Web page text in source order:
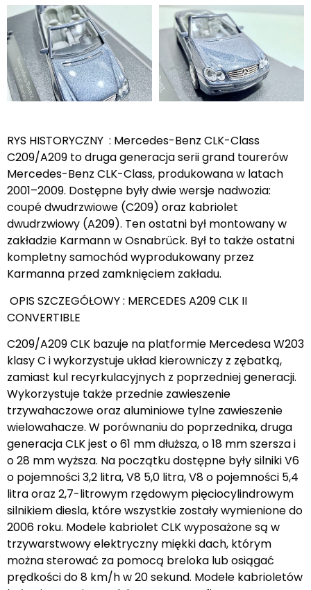
RYS HISTORYCZNY : Mercedes-Benz CLK-Class
C209/A209 to druga generacja serii grand tourerów
Mercedes-Benz CLK-Class, produkowana w latach
2001–2009. Dostępne były dwie wersje nadwozia:
coupé dwudrzwiowe (C209) oraz kabriolet
dwudrzwiowy (A209). Ten ostatni był montowany w
zakładzie Karmann w Osnabrück. Był to także ostatni
kompletny samochód wyprodukowany przez
Karmanna przed zamknięciem zakładu.
OPIS SZCZEGÓŁOWY : MERCEDES A209 CLK II
CONVERTIBLE
C209/A209 CLK bazuje na platformie Mercedesa W203
klasy C i wykorzystuje układ kierowniczy z zębatką,
zamiast kul recyrkulacyjnych z poprzedniej generacji.
Wykorzystuje także przednie zawieszenie
trzywahaczowe oraz aluminiowe tylne zawieszenie
wielowahacze. W porównaniu do poprzednika, druga
generacja CLK jest o 61 mm dłuższa, o 18 mm szersza i
o 28 mm wyższa. Na początku dostępne były silniki V6
o pojemności 3,2 litra, V8 5,0 litra, V8 o pojemności 5,4
litra oraz 2,7-litrowym rzędowym pięciocylindrowym
silnikiem diesla, które wszystkie zostały wymienione do
2006 roku. Modele kabriolet CLK wyposażone są w
trzywarstwowy elektryczny miękki dach, którym
można sterować za pomocą breloka lub osiągać
prędkości do 8 km/h w 20 sekund. Modele kabrioletów